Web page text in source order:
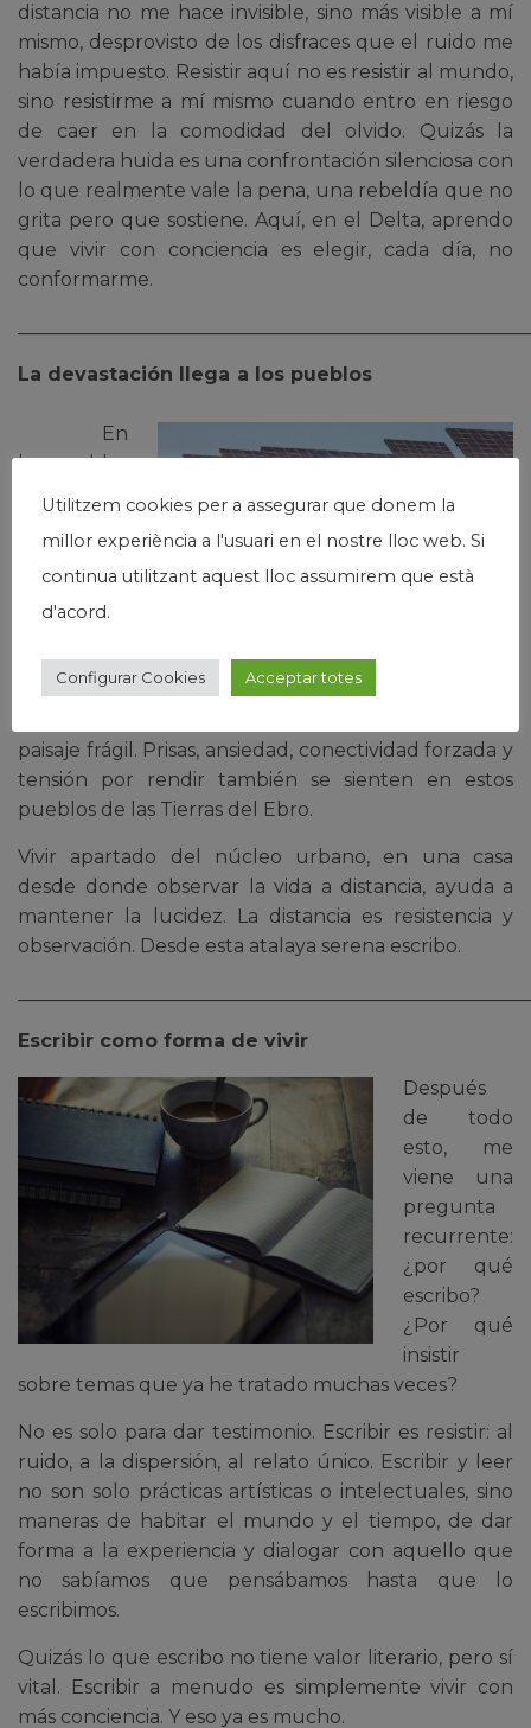
distancia no me hace invisible, sino más visible a mí
mismo, desprovisto de los disfraces que el ruido me
había impuesto. Resistir aquí no es resistir al mundo,
sino resistirme a mí mismo cuando entro en riesgo
de caer en la comodidad del olvido. Quizás la
verdadera huida es una confrontación silenciosa con
lo que realmente vale la pena, una rebeldía que no
grita pero que sostiene. Aquí, en el Delta, aprendo
que vivir con conciencia es elegir, cada día, no
conformarme.
La devastación llega a los pueblos
En
los pueblos
del Delta
impone,
poco a
poco, la
devastación. Quizás con menos ruido y disfrazada de
progreso, pero está ahí. La locura colectiva, antes
paisaje frágil. Prisas, ansiedad, conectividad forzada y
tensión por rendir también se sienten en estos
pueblos de las Tierras del Ebro.
Vivir apartado del núcleo urbano, en una casa
desde donde observar la vida a distancia, ayuda a
mantener la lucidez. La distancia es resistencia y
observación. Desde esta atalaya serena escribo.
Escribir como forma de vivir
Después
de todo
esto, me
viene una
pregunta
recurrente:
¿por qué
escribo?
¿Por qué
insistir
sobre temas que ya he tratado muchas veces?
No es solo para dar testimonio. Escribir es resistir: al
ruido, a la dispersión, al relato único. Escribir y leer
no son solo prácticas artísticas o intelectuales, sino
maneras de habitar el mundo y el tiempo, de dar
forma a la experiencia y dialogar con aquello que
no sabíamos que pensábamos hasta que lo
escribimos.
Quizás lo que escribo no tiene valor literario, pero sí
vital. Escribir a menudo es simplemente vivir con
más conciencia. Y eso ya es mucho.
Utilitzem cookies per a assegurar que donem la
millor experiència a l'usuari en el nostre lloc web. Si
continua utilitzant aquest lloc assumirem que està
d'acord.
Configurar Cookies Acceptar totes